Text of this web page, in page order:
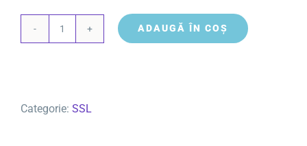
ADAUGĂ ÎN COȘ
Categorie: SSL